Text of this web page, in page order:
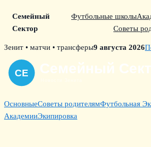
Семейный
Сектор
Футбольные школы
Советы
Skip
content
Зенит • матчи • трансферы9 августа 2026
ОсновныеСоветы родителямФутбольная
АкадемииЭкипировка